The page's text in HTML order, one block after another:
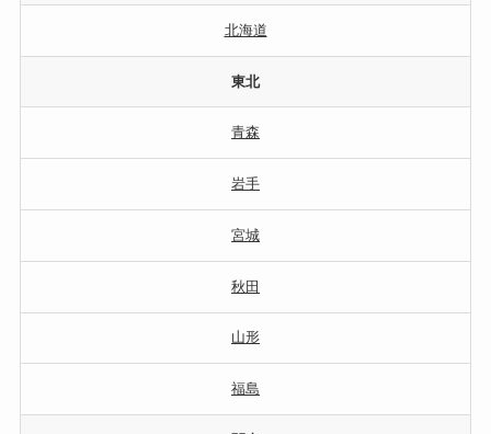
北海道
東北
青森
岩手
宮城
秋田
山形
福島